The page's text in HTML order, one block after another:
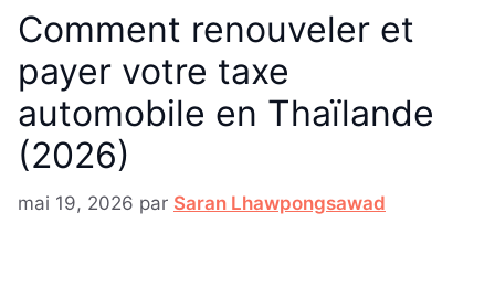
Comment renouveler et
payer votre taxe
automobile en Thaïlande
(2026)
mai 19, 2026 par Saran Lhawpongsawad